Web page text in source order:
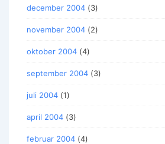
december 2004 (3)
november 2004 (2)
oktober 2004 (4)
september 2004 (3)
juli 2004 (1)
april 2004 (3)
februar 2004 (4)